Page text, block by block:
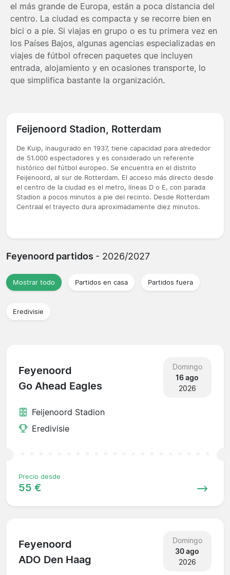
el más grande de Europa, están a poca distancia del
centro. La ciudad es compacta y se recorre bien en
bici o a pie. Si viajas en grupo o es tu primera vez en
los Países Bajos, algunas agencias especializadas en
viajes de fútbol ofrecen paquetes que incluyen
entrada, alojamiento y en ocasiones transporte, lo
que simplifica bastante la organización.
Feijenoord Stadion, Rotterdam
De Kuip, inaugurado en 1937, tiene capacidad para alrededor
de 51.000 espectadores y es considerado un referente
histórico del fútbol europeo. Se encuentra en el distrito
Feijenoord, al sur de Rotterdam. El acceso más directo desde
el centro de la ciudad es el metro, líneas D o E, con parada
Stadion a pocos minutos a pie del recinto. Desde Rotterdam
Centraal el trayecto dura aproximadamente diez minutos.
Feyenoord partidos - 2026/2027
Mostrar todo Partidos en casa Partidos fuera
Eredivisie
Feyenoord
Go Ahead Eagles
Domingo
16 ago
2026
Feijenoord Stadion
Eredivisie
Precio desde
55 €
Feyenoord
ADO Den Haag
Domingo
30 ago
2026